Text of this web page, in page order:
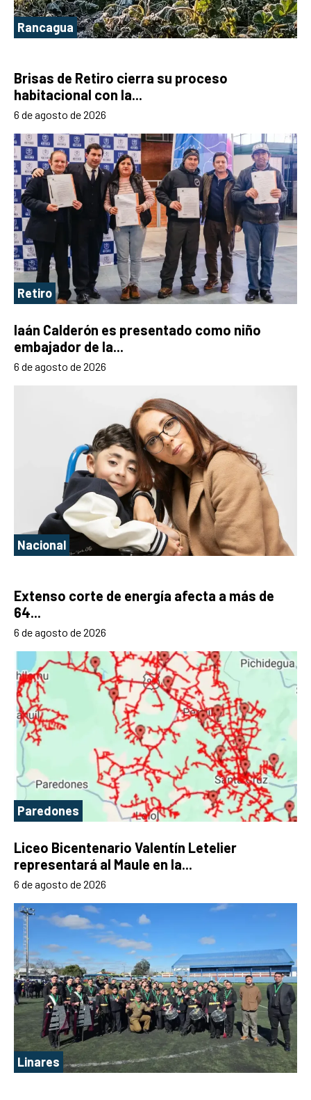
Rancagua
Brisas de Retiro cierra su proceso
habitacional con la...
6 de agosto de 2026
Retiro
Iaán Calderón es presentado como niño
embajador de la...
6 de agosto de 2026
Nacional
Extenso corte de energía afecta a más de
64...
6 de agosto de 2026
Paredones
Liceo Bicentenario Valentín Letelier
representará al Maule en la...
6 de agosto de 2026
Linares